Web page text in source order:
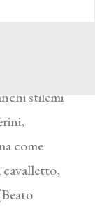
stilemi
come